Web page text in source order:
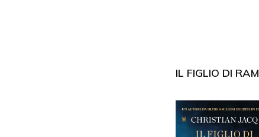
IL FIGLIO DI